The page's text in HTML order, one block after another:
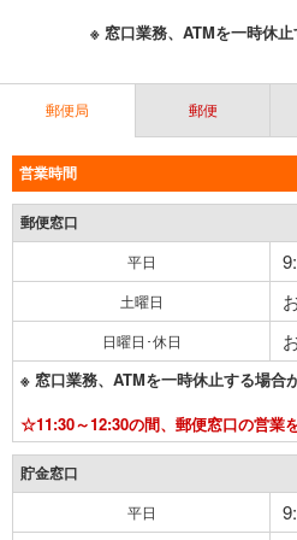
※ 窓口業務、ATMを一時休止
郵便局 郵便
営業時間
郵便窓口
平日
土曜日
日曜日･休日
※ 窓口業務、ATMを一時休止する場合
☆11:30～12:30の間、郵便窓口の営業
貯金窓口
平日